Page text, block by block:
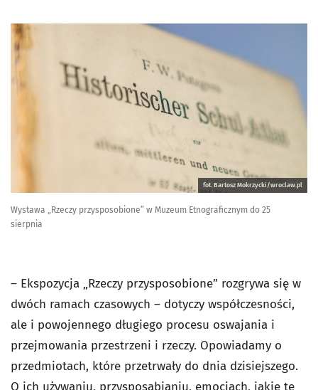
fot. Bartosz Mokrzycki/wroclaw.pl
Wystawa „Rzeczy przysposobione” w Muzeum Etnograficznym do 25
sierpnia
– Ekspozycja „Rzeczy przysposobione” rozgrywa się w
dwóch ramach czasowych – dotyczy współczesności,
ale i powojennego długiego procesu oswajania i
przejmowania przestrzeni i rzeczy. Opowiadamy o
przedmiotach, które przetrwały do dnia dzisiejszego.